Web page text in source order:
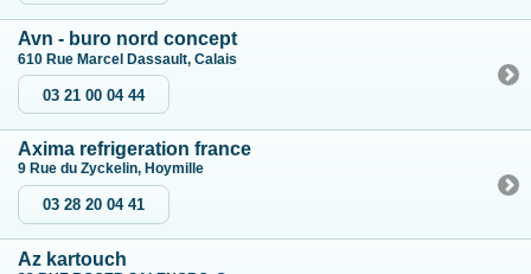
Avn - buro nord concept
610 Rue Marcel Dassault, Calais
03 21 00 04 44
Axima refrigeration france
9 Rue du Zyckelin, Hoymille
03 28 20 04 41
Az kartouch